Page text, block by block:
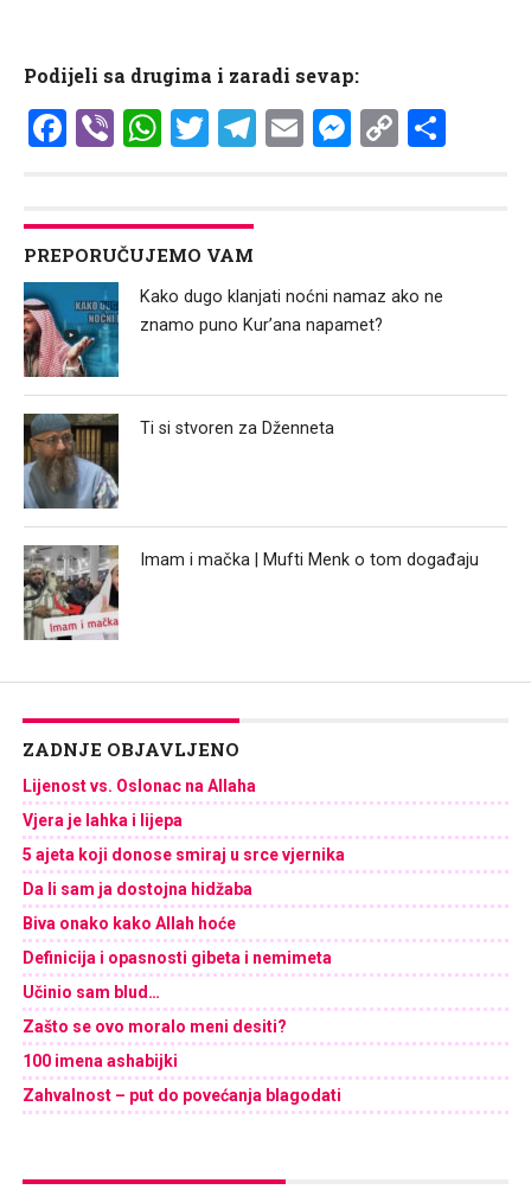
Podijeli sa drugima i zaradi sevap:
Facebook
ViberWhatsApp
Twitter
Telegram
EmailCopy
PREPORUČUJEMO VAM
Kako dugo klanjati noćni namaz ako ne
znamo puno Kur’ana napamet?
Ti si stvoren za Dženneta
Imam i mačka | Mufti Menk o tom događaju
ZADNJE OBJAVLJENO
Lijenost vs. Oslonac na Allaha
Vjera je lahka i lijepa
5 ajeta koji donose smiraj u srce vjernika
Da li sam ja dostojna hidžaba
Biva onako kako Allah hoće
Definicija i opasnosti gibeta i nemimeta
Učinio sam blud…
Zašto se ovo moralo meni desiti?
100 imena ashabijki
Zahvalnost – put do povećanja blagodati